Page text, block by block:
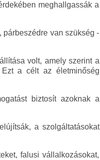
meghallgassák a
van szükség -
volt, amely szerint a
Ezt a célt az életminőség
biztosít azoknak a
a szolgáltatásokat
falusi vállalkozásokat,